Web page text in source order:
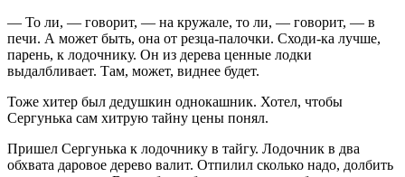
— То ли, — говорит, — на кружале, то ли, — говорит, — в
печи. А может быть, она от резца-палочки. Сходи-ка лучше,
парень, к лодочнику. Он из дерева ценные лодки
выдалбливает. Там, может, виднее будет.
Тоже хитер был дедушкин однокашник. Хотел, чтобы
Сергунька сам хитрую тайну цены понял.
Пришел Сергунька к лодочнику в тайгу. Лодочник в два
обхвата даровое дерево валит. Отпилил сколько надо, долбить